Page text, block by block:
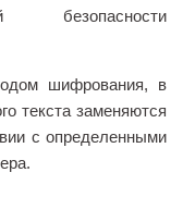
на 2-ое
безопасности
шифрования, в
текста заменяются
с определенными